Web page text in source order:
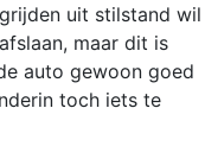
uit stilstand wil
maar dit is
auto gewoon goed
toch iets te